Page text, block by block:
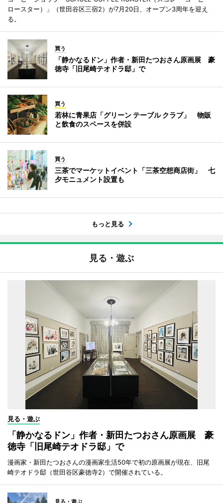
ロースター）」（世田谷区三宿2）が7月20日、オープン3周年を迎え
る。
買う
「静かなるドン」作者・新田たつおさん原画展 豪
徳寺「旧尾崎テオドラ邸」で
買う
若林に青果店「グリーン テーブル クラブ」 物販
と飲食のスペースを併設
買う
三茶でマーケットイベント「三茶空想商店街」 七
夕モニュメント設置も
もっと見る
見る・遊ぶ
見る・遊ぶ
「静かなるドン」作者・新田たつおさん原画展 豪
徳寺「旧尾崎テオドラ邸」で
漫画家・新田たつおさんの漫画家生活50年で初の原画展が現在、旧尾
崎テオドラ邸（世田谷区豪徳寺2）で開催されている。
見る・遊ぶ